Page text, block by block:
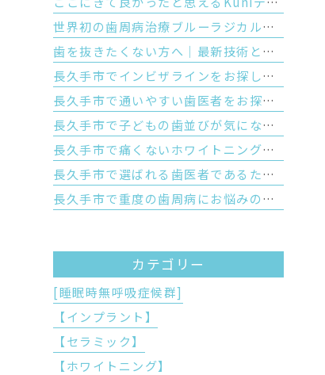
世界初の歯周病治療ブルーラジカルが切り拓く「歯を残す」未来
歯を抜きたくない方へ｜最新技術と優しい対話で守るあなたの大切な歯
長久手市でインビザラインをお探しの方へ｜見た目の美しさと将来の歯の寿命を守る正しい噛み合わせの大切さ
長久手市で通いやすい歯医者をお探しの方へ｜Kuniデンタルクリニックが大切にする安心と優しさ
長久手市で子どもの歯並びが気になる親御様へ｜お口のぽかんと開いた癖が歯並びに与える影響と予防矯正
長久手市で痛くないホワイトニングをお探しの方へ｜しみないポリリン酸ホワイトニングの仕組みと5つのメリットを徹底解説
長久手市で選ばれる歯医者であるために｜Kuniデンタルクリニックが皆様に提供する「5つの強み」と最先端歯科医療
長久手市で重度の歯周病にお悩みの方へ｜世界初の技術「ブルーラジカル」が歯周病治療の常識を変える理由
カテゴリー
[睡眠時無呼吸症候群]
【インプラント】
【セラミック】
【ホワイトニング】